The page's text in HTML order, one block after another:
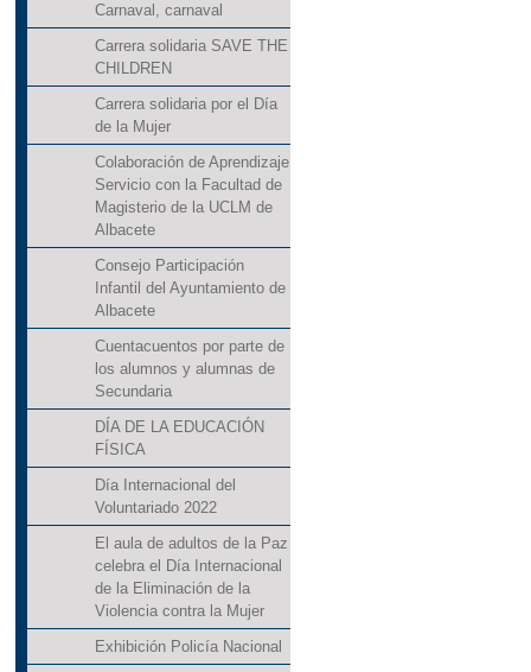
Carnaval, carnaval
Carrera solidaria SAVE THE
CHILDREN
Carrera solidaria por el Día
de la Mujer
Colaboración de Aprendizaje
Servicio con la Facultad de
Magisterio de la UCLM de
Albacete
Consejo Participación
Infantil del Ayuntamiento de
Albacete
Cuentacuentos por parte de
los alumnos y alumnas de
Secundaria
DÍA DE LA EDUCACIÓN
FÍSICA
Día Internacional del
Voluntariado 2022
El aula de adultos de la Paz
celebra el Día Internacional
de la Eliminación de la
Violencia contra la Mujer
Exhibición Policía Nacional